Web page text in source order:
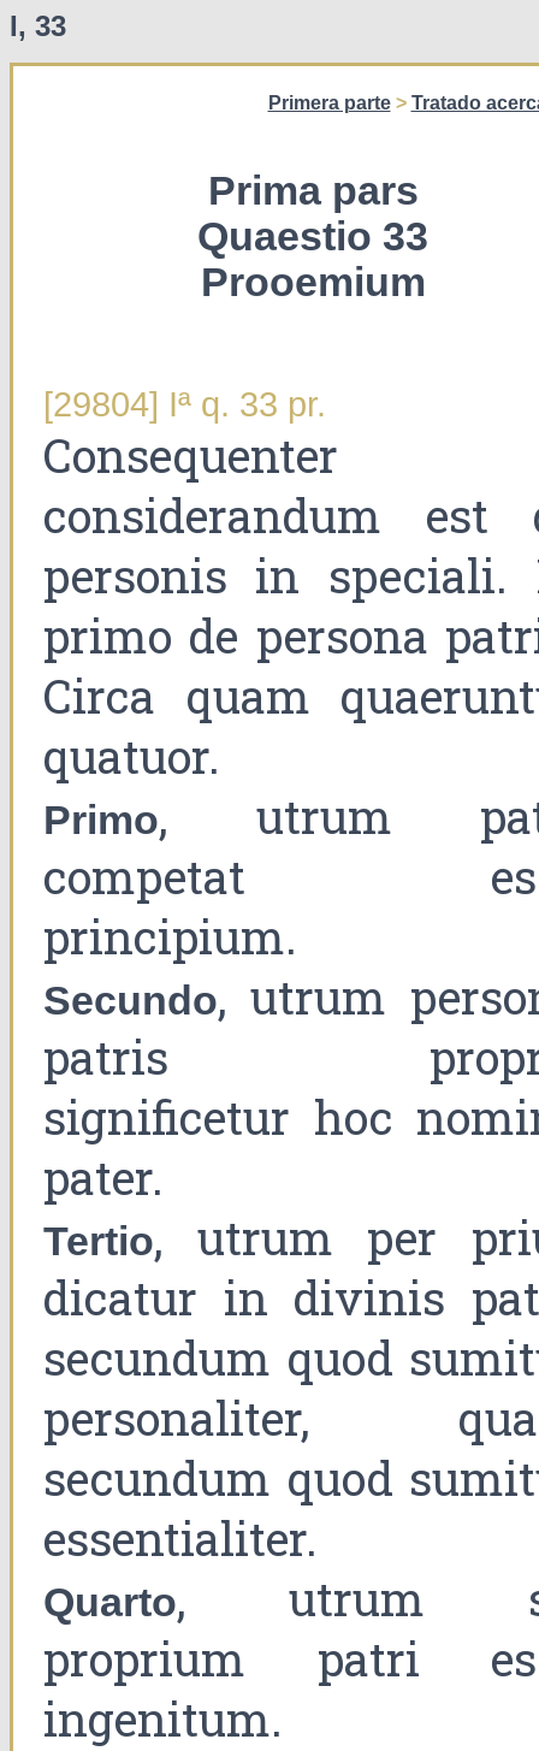
I, 33
Primera parte> Tratado
Prima pars
Quaestio 33
Prooemium
[29804] Iª q. 33 pr.
Consequenter
considerandum est
personis in speciali.
primo de persona
Circa quam
quatuor.
Primo, utrum
competat
principium.
Secundo, utrum
patris
significetur hoc
pater.
Tertio, utrum per
dicatur in divinis
secundum quod
personaliter,
secundum quod
essentialiter.
Quarto, utrum
proprium patri
ingenitum.